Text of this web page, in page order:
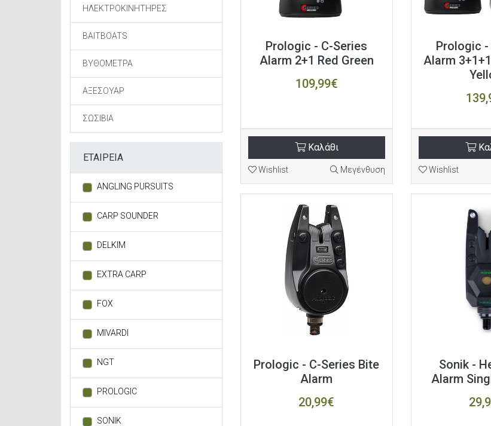
ΗΛΕΚΤΡΟΚΙΝΗΤΗΡΕΣ
BAITBOATS
ΒΥΘΟΜΕΤΡΑ
ΑΞΕΣΟΥΑΡ
ΣΩΣΙΒΙΑ
ΕΤΑΙΡΕΙΑ
ANGLING PURSUITS
CARP SOUNDER
DELKIM
EXTRA CARP
FOX
MIVARDI
NGT
PROLOGIC
SONIK
Prologic - C-Series
Alarm 2+1 Red Green
109,99€
Καλάθι
Wishlist Μεγένθυση
Prologic -
Alarm
Wishlist
Prologic - C-Series Bite
Alarm
20,99€
Sonik -
Alarm